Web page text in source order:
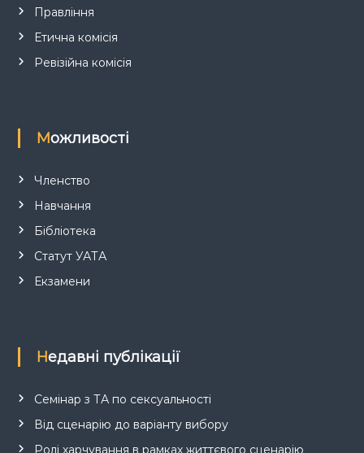
с
Правління
Етична комісія
Ревізійна комісія
Можливості
Членство
Навчання
Бібліотека
Статут УАТА
Екзамени
Недавні публікації
Семінар з ТА по сексуальності
Від сценарію до варіанту вибору
Ролі харчування в рамках життєвого сценарію